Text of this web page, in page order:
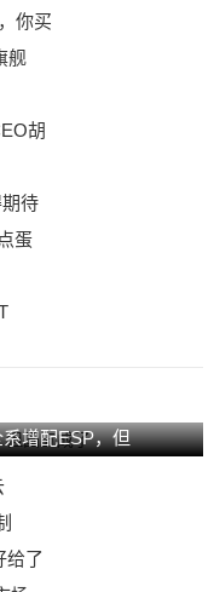
你买
舰
胡
待
蛋
增配ESP，但
给了